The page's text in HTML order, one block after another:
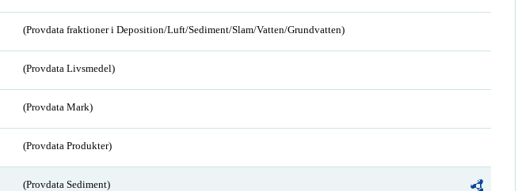
(Provdata fraktioner i Deposition/Luft/Sediment/Slam/Vatten/Grundvatten)
(Provdata Livsmedel)
(Provdata Mark)
(Provdata Produkter)
(Provdata Sediment)